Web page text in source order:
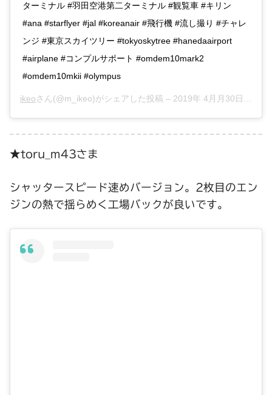
ターミナル #羽田空港第二ターミナル #観覧車 #キリン
#ana #starflyer #jal #koreanair #飛行機 #流し撮り #チャレ
ンジ #東京スカイツリー #tokyoskytree #hanedaairport
#airplane #コンプルサポート #omdem10mark2
#omdem10mkii #olympus
ikeoさん(@m_ikeo)がシェアした投稿 – 2019年 4月月30日午前7時22分PDT
★toru_m43さま
シャッタースピード速めバージョン。2枚目のエン
ジンの熱で揺らめく工場バックが良いです。